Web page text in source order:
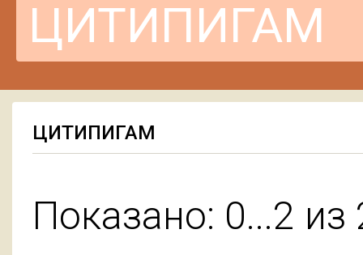
ЦИТИПИГАМ
Показано: 0...2 из